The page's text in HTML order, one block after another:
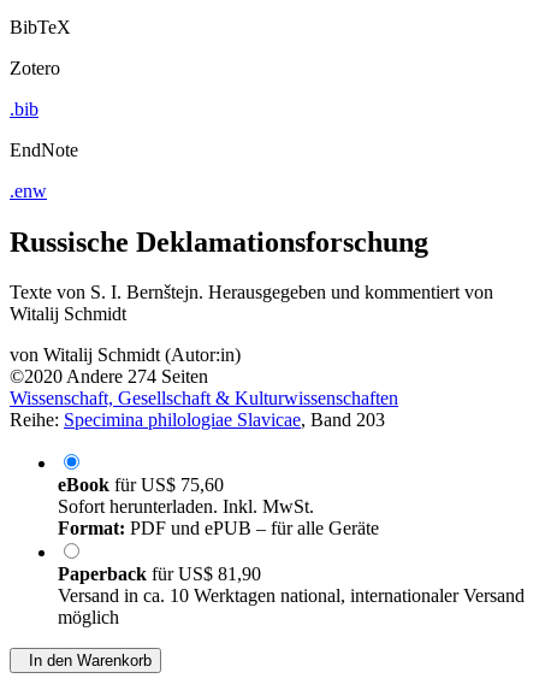
BibTeX
Zotero
.bib
EndNote
.enw
Russische Deklamationsforschung
Texte von S. I. Bernštejn. Herausgegeben und kommentiert von
Witalij Schmidt
von Witalij Schmidt (Autor:in)
©2020Andere 274 Seiten
Wissenschaft, Gesellschaft & Kulturwissenschaften
Reihe: Specimina philologiae Slavicae, Band 203
eBook fürUS$ 75,60
Sofort herunterladen. Inkl. MwSt.
Format: PDF und ePUB – für alle Geräte
Paperback fürUS$ 81,90
Versand in ca. 10 Werktagen national, internationaler Versand
möglich
In den Warenkorb